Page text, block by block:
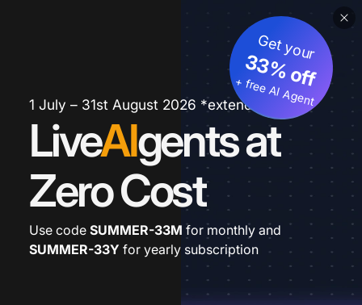
1 July – 31st August 2026 *extended
LiveAIgents at
Zero Cost
Get your
33% off
+ free AI Agent
Use code SUMMER-33M for monthly and
SUMMER-33Y for yearly subscription